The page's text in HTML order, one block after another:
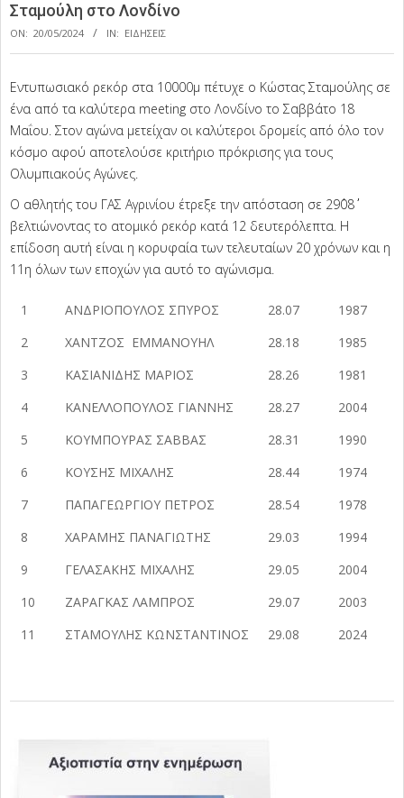
Σταμούλη στο Λονδίνο
ON: 20/05/2024 IN: ΕΙΔΗΣΕΙΣ
Εντυπωσιακό ρεκόρ στα 10000μ πέτυχε ο Κώστας Σταμούλης σε
ένα από τα καλύτερα meeting στο Λονδίνο το Σαββάτο 18
Μαΐου. Στον αγώνα μετείχαν οι καλύτεροι δρομείς από όλο τον
κόσμο αφού αποτελούσε κριτήριο πρόκρισης για τους
Ολυμπιακούς Αγώνες.
Ο αθλητής του ΓΑΣ Αγρινίου έτρεξε την απόσταση σε 29΄08΄΄
βελτιώνοντας το ατομικό ρεκόρ κατά 12 δευτερόλεπτα. Η
επίδοση αυτή είναι η κορυφαία των τελευταίων 20 χρόνων και η
11η όλων των εποχών για αυτό το αγώνισμα.
1 ΑΝΔΡΙΟΠΟΥΛΟΣ ΣΠΥΡΟΣ 28.07
1987
2
ΧΑΝΤΖΟΣ ΕΜΜΑΝΟΥΗΛ 28.18
1985
3
ΚΑΣΙΑΝΙΔΗΣ ΜΑΡΙΟΣ 28.26
1981
4
ΚΑΝΕΛΛΟΠΟΥΛΟΣ ΓΙΑΝΝΗΣ 28.27
2004
5
ΚΟΥΜΠΟΥΡΑΣ ΣΑΒΒΑΣ 28.31
1990
6
ΚΟΥΣΗΣ ΜΙΧΑΛΗΣ 28.44
1974
7
ΠΑΠΑΓΕΩΡΓΙΟΥ ΠΕΤΡΟΣ 28.54
1978
8
ΧΑΡΑΜΗΣ ΠΑΝΑΓΙΩΤΗΣ 29.03
1994
9
ΓΕΛΑΣΑΚΗΣ ΜΙΧΑΛΗΣ 29.05
2004
10
ΖΑΡΑΓΚΑΣ ΛΑΜΠΡΟΣ 29.07
2003
11
ΣΤΑΜΟΥΛΗΣ ΚΩΝΣΤΑΝΤΙΝΟΣ 29.08 2024